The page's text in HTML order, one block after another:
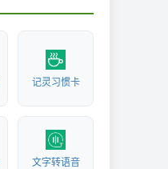
记灵习惯卡
文字转语音